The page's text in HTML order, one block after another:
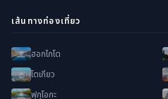
เส้นทางท่องเที่ยว
ฮอกไกโด
โตเกียว
ฟุกุโอกะ